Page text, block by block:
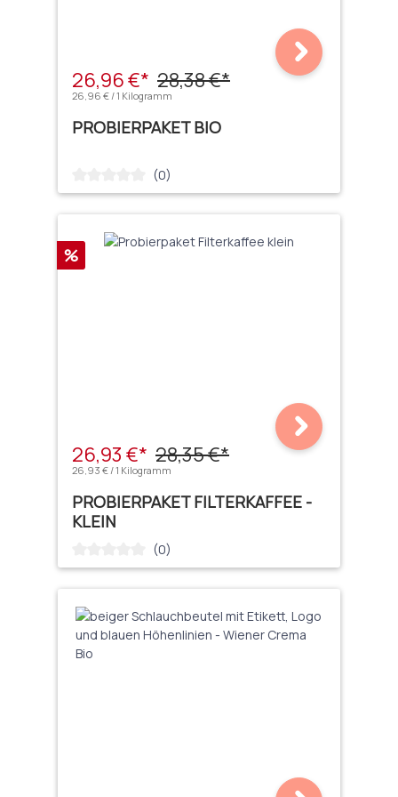
26,96 €* 28,38 €*
26,96 € / 1 Kilogramm
PROBIERPAKET BIO
Durchschnittliche Bewertung von 0 von 5 Sternen
(0)
Rabatt
%
26,93 €* 28,35 €*
26,93 € / 1 Kilogramm
PROBIERPAKET FILTERKAFFEE -
KLEIN
Durchschnittliche Bewertung von 0 von 5 Sternen
(0)